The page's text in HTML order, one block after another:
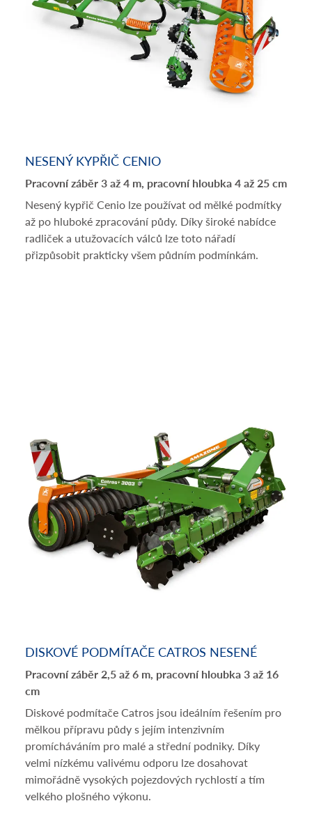
NESENÝ KYPŘIČ CENIO
Pracovní záběr 3 až 4 m, pracovní hloubka 4 až 25 cm
Nesený kypřič Cenio lze používat od mělké podmítky
až po hluboké zpracování půdy. Díky široké nabídce
radliček a utužovacích válců lze toto nářadí
přizpůsobit prakticky všem půdním podmínkám.
DISKOVÉ PODMÍTAČE CATROS NESENÉ
Pracovní záběr 2,5 až 6 m, pracovní hloubka 3 až 16
cm
Diskové podmítače Catros jsou ideálním řešením pro
mělkou přípravu půdy s jejím intenzivním
promícháváním pro malé a střední podniky. Díky
velmi nízkému valivému odporu lze dosahovat
mimořádně vysokých pojezdových rychlostí a tím
velkého plošného výkonu.